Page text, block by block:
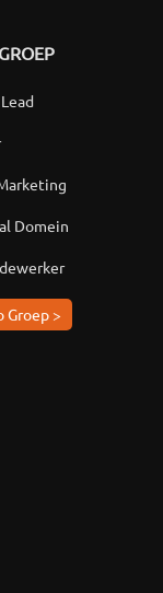
Domein
Groep >